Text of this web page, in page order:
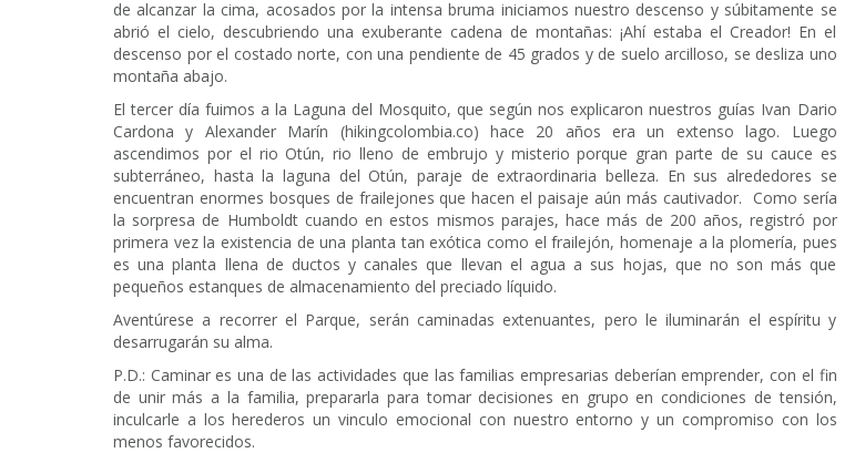
de alcanzar la cima, acosados por la intensa bruma iniciamos nuestro descenso y súbitamente se
abrió el cielo, descubriendo una exuberante cadena de montañas: ¡Ahí estaba el Creador! En el
descenso por el costado norte, con una pendiente de 45 grados y de suelo arcilloso, se desliza uno
montaña abajo.
El tercer día fuimos a la Laguna del Mosquito, que según nos explicaron nuestros guías Ivan Dario
Cardona y Alexander Marín (hikingcolombia.co) hace 20 años era un extenso lago. Luego
ascendimos por el rio Otún, rio lleno de embrujo y misterio porque gran parte de su cauce es
subterráneo, hasta la laguna del Otún, paraje de extraordinaria belleza. En sus alrededores se
encuentran enormes bosques de frailejones que hacen el paisaje aún más cautivador. Como sería
la sorpresa de Humboldt cuando en estos mismos parajes, hace más de 200 años, registró por
primera vez la existencia de una planta tan exótica como el frailejón, homenaje a la plomería, pues
es una planta llena de ductos y canales que llevan el agua a sus hojas, que no son más que
pequeños estanques de almacenamiento del preciado líquido.
Aventúrese a recorrer el Parque, serán caminadas extenuantes, pero le iluminarán el espíritu y
desarrugarán su alma.
P.D.: Caminar es una de las actividades que las familias empresarias deberían emprender, con el fin
de unir más a la familia, prepararla para tomar decisiones en grupo en condiciones de tensión,
inculcarle a los herederos un vinculo emocional con nuestro entorno y un compromiso con los
menos favorecidos.